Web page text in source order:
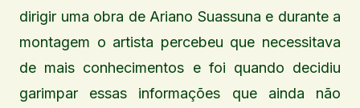
dirigir uma obra de Ariano Suassuna e durante a
montagem o artista percebeu que necessitava
de mais conhecimentos e foi quando decidiu
garimpar essas informações que ainda não